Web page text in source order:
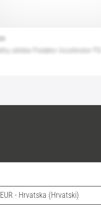
EUR - Hrvatska (Hrvatski)